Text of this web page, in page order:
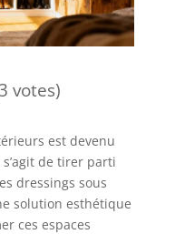
votes)
est devenu
de tirer parti
dressings sous
solution esthétique
ces espaces